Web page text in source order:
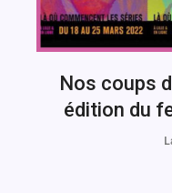
Nos coups
édition du